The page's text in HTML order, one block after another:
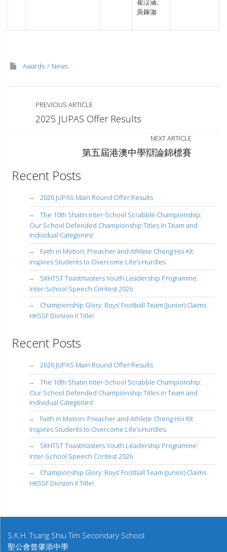
崔淽涵、
吳鎵洳
Awards News
PREVIOUS ARTICLE
2025 JUPAS Offer Results
NEXT ARTICLE
第五屆港澳中學辯論錦標賽
Recent Posts
2026 JUPAS Main Round Offer Results
The 10th Shatin Inter-School Scrabble Championship:
Our School Defended Championship Titles in Team and
Individual Categories!
Faith in Motion: Preacher and Athlete Cheng Hoi Kit
Inspires Students to Overcome Life’s Hurdles
SKHTST Toastmasters Youth Leadership Programme:
Inter-School Speech Contest 2026
Championship Glory: Boys’ Football Team (Junior) Claims
HKSSF Division II Title!
Recent Posts
2026 JUPAS Main Round Offer Results
The 10th Shatin Inter-School Scrabble Championship:
Our School Defended Championship Titles in Team and
Individual Categories!
Faith in Motion: Preacher and Athlete Cheng Hoi Kit
Inspires Students to Overcome Life’s Hurdles
SKHTST Toastmasters Youth Leadership Programme:
Inter-School Speech Contest 2026
Championship Glory: Boys’ Football Team (Junior) Claims
HKSSF Division II Title!
S.K.H. Tsang Shiu Tim Secondary School
聖公會曾肇添中學